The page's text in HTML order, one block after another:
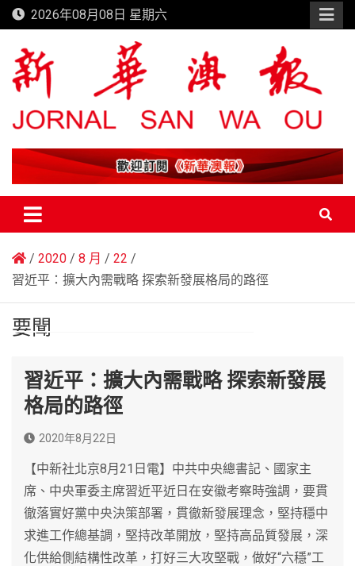
Skip
to
content
2026年08月08日 星期六
新華澳報
2020 8 月
22
習近平：擴大內需戰略 探索新發展格局的路徑
要聞
習近平：擴大內需戰略 探索新發展
格局的路徑
2020年8月22日
【中新社北京8月21日電】中共中央總書記、國家主
席、中央軍委主席習近平近日在安徽考察時強調，要貫
徹落實好黨中央決策部署，貫徹新發展理念，堅持穩中
求進工作總基調，堅持改革開放，堅持高品質發展，深
化供給側結構性改革，打好三大攻堅戰，做好“六穩”工